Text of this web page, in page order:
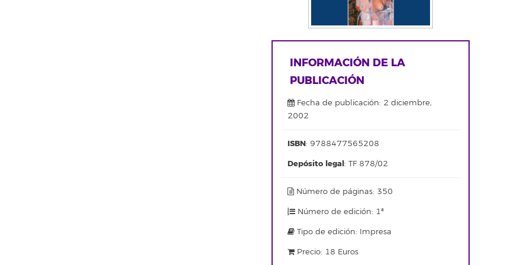
INFORMACIÓN DE LA
PUBLICACIÓN
Fecha de publicación: 2 diciembre,
2002
ISBN: 9788477565208
Depósito legal: TF 878/02
Número de páginas: 350
Número de edición: 1ª
Tipo de edición: Impresa
Precio: 18 Euros